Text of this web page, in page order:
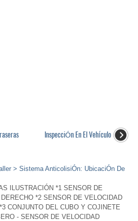
InspecciÓn En El VehÍculo
> Sistema AnticolisiÓn: UbicaciÓn De
ILUSTRACIÓN *1 SENSOR DE
*2 SENSOR DE VELOCIDAD
CONJUNTO DEL CUBO Y COJINETE
- SENSOR DE VELOCIDAD